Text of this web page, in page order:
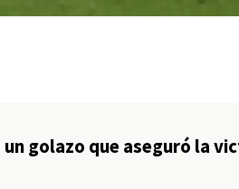
un golazo que aseguró la